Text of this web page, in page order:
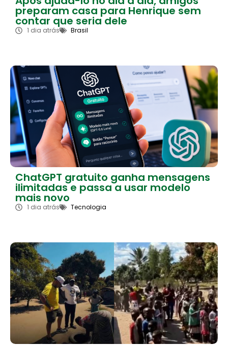
preparam casa para Henrique sem
contar que seria dele
1 dia atrás Brasil
ChatGPT gratuito ganha mensagens
ilimitadas e passa a usar modelo
mais novo
1 dia atrás Tecnologia